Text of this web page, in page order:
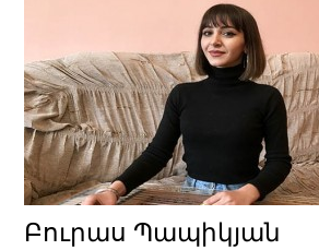
Բուրաս Պապիկյան